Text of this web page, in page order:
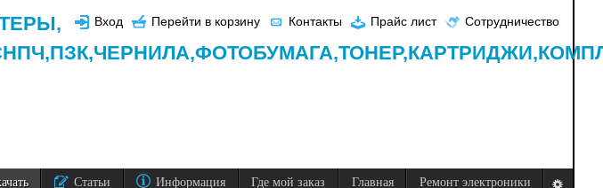
Вход Перейти в корзину Контакты Прайс лист Сотрудничество
,
ПЗК,ЧЕРНИЛА,ФОТОБУМАГА,ТОНЕР,КАРТРИДЖИ,
Статьи Информация Где мой заказ Главная Ремонт электроники